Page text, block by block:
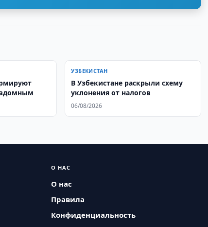
УЗБЕКИСТАН
В Узбекистане раскрыли схему
уклонения от налогов
06/08/2026
О НАС
О нас
Правила
Конфиденциальность